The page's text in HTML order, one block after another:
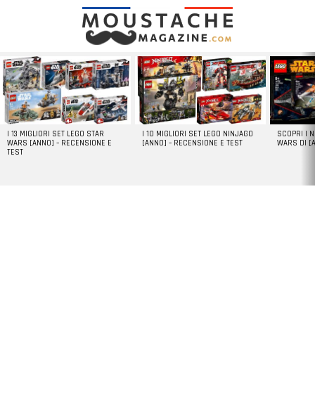
LATEST
STORIES
I 13 MIGLIORI SET LEGO STAR
WARS [ANNO] – RECENSIONE E
TEST
I 10 MIGLIORI SET LEGO NINJAGO
[ANNO] – RECENSIONE E TEST
SCOPRI I
WARS DI